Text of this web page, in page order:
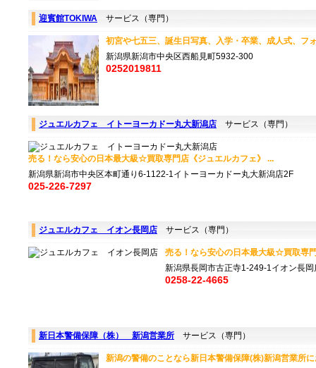
迎賓館TOKIWA サービス（専門）
初宮や七五三、誕生日写真、入学・卒業、成人式、フ
新潟県新潟市中央区西船見町5932-300
0252019811
ジュエルカフェ イトーヨーカドー丸大新潟店 サービス（専門）
売る！なら安心の日本最大級☆買取専門店《ジュエルカフェ》 ...
新潟県新潟市中央区本町通り6-1122-1イトーヨーカドー丸大新潟店2F
025-226-7297
ジュエルカフェ イオン長岡店 サービス（専門）
売る！なら安心の日本最大級☆買取専
新潟県長岡市古正寺1-249-1イオン長岡
0258-22-4665
新日本警備保障（株） 新潟営業所 サービス（専門）
新潟の警備のことなら新日本警備保障(株)新潟営業所